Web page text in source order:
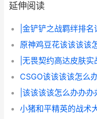
延伸阅读
|金铲铲之战羁绊排名
原神鸡豆花该该该该
|无畏契约高达皮肤实
CSGO该该该该怎么
|该该该该怎么办办办
小猪和平精英的战术